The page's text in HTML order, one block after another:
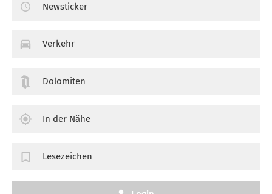
Newsticker
Verkehr
Dolomiten
In der Nähe
Lesezeichen